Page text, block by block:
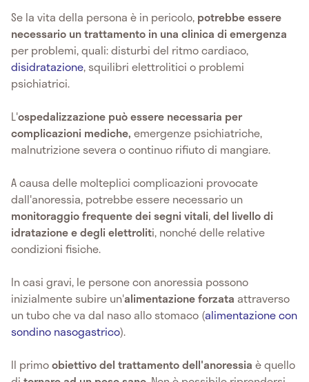
Se la vita della persona è in pericolo, potrebbe essere
necessario un trattamento in una clinica di emergenza
per problemi, quali: disturbi del ritmo cardiaco,
disidratazione, squilibri elettrolitici o problemi
psichiatrici.
L'ospedalizzazione può essere necessaria per
complicazioni mediche, emergenze psichiatriche,
malnutrizione severa o continuo rifiuto di mangiare.
A causa delle molteplici complicazioni provocate
dall'anoressia, potrebbe essere necessario un
monitoraggio frequente dei segni vitali,del livello di
idratazione e degli elettroliti, nonché delle relative
condizioni fisiche.
In casi gravi, le persone con anoressia possono
inizialmente subire un'alimentazione forzata attraverso
un tubo che va dal naso allo stomaco (alimentazione con
sondino nasogastrico).
Il primoobiettivo del trattamento dell'anoressia è quello